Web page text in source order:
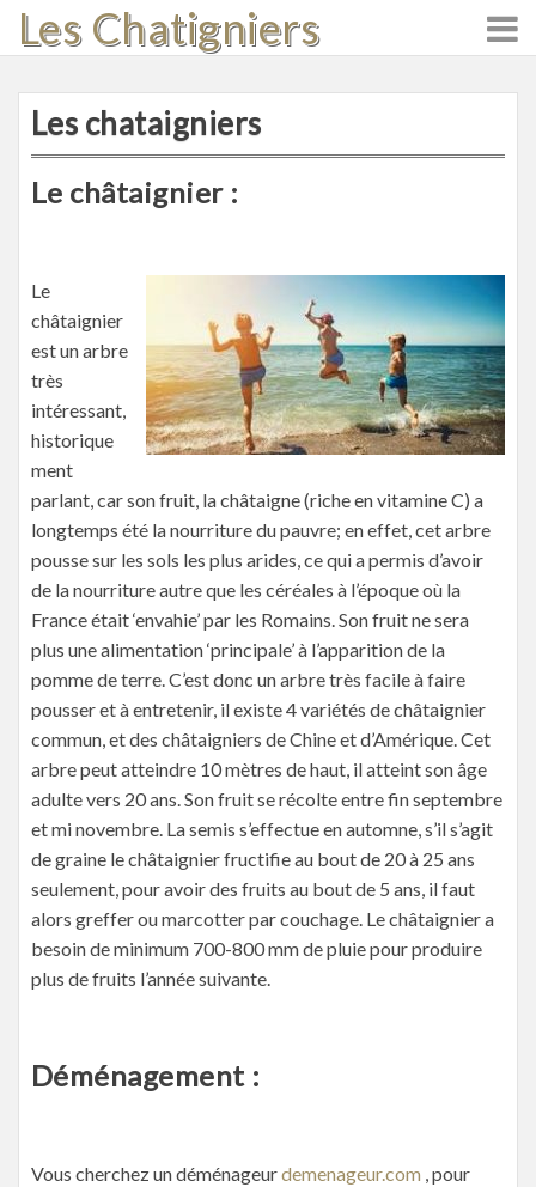
SkipLes Chatigniers
Les chataigniers
Le châtaignier :
Le
châtaignier
est un arbre
très
intéressant,
historique
ment
parlant, car son fruit, la châtaigne (riche en vitamine C) a
longtemps été la nourriture du pauvre; en effet, cet arbre
pousse sur les sols les plus arides, ce qui a permis d’avoir
de la nourriture autre que les céréales à l’époque où la
France était ‘envahie’ par les Romains. Son fruit ne sera
plus une alimentation ‘principale’ à l’apparition de la
pomme de terre. C’est donc un arbre très facile à faire
pousser et à entretenir, il existe 4 variétés de châtaignier
commun, et des châtaigniers de Chine et d’Amérique. Cet
arbre peut atteindre 10 mètres de haut, il atteint son âge
adulte vers 20 ans. Son fruit se récolte entre fin septembre
et mi novembre. La semis s’effectue en automne, s’il s’agit
de graine le châtaignier fructifie au bout de 20 à 25 ans
seulement, pour avoir des fruits au bout de 5 ans, il faut
alors greffer ou marcotter par couchage. Le châtaignier a
besoin de minimum 700-800 mm de pluie pour produire
plus de fruits l’année suivante.
Déménagement :
Vous cherchez un déménageurdemenageur.com , pour